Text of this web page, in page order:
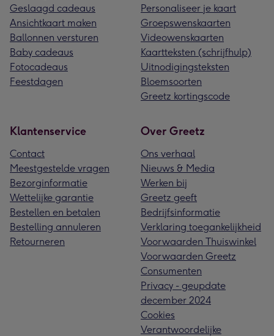
Geslaagd cadeaus
Ansichtkaart maken
Ballonnen versturen
Baby cadeaus
Fotocadeaus
Feestdagen
Personaliseer je kaart
Groepswenskaarten
Videowenskaarten
Kaartteksten (schrijfhulp)
Uitnodigingsteksten
Bloemsoorten
Greetz kortingscode
Klantenservice
Contact
Meestgestelde vragen
Bezorginformatie
Wettelijke garantie
Bestellen en betalen
Bestelling annuleren
Retourneren
Over Greetz
Ons verhaal
Nieuws & Media
Werken bij
Greetz geeft
Bedrijfsinformatie
Verklaring toegankelijkheid
Voorwaarden Thuiswinkel
Voorwaarden Greetz
Consumenten
Privacy - geupdate
december 2024
Cookies
Verantwoordelijke